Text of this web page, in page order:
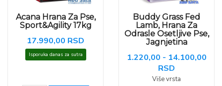
Acana Hrana Za Pse,
Sport&Agility 17kg
17.990,00 RSD
Isporuka danas za sutra
Buddy Grass Fed
Lamb, Hrana Za
Odrasle Osetljive Pse,
Jagnjetina
1.220,00 - 14.100,00
RSD
Više vrsta